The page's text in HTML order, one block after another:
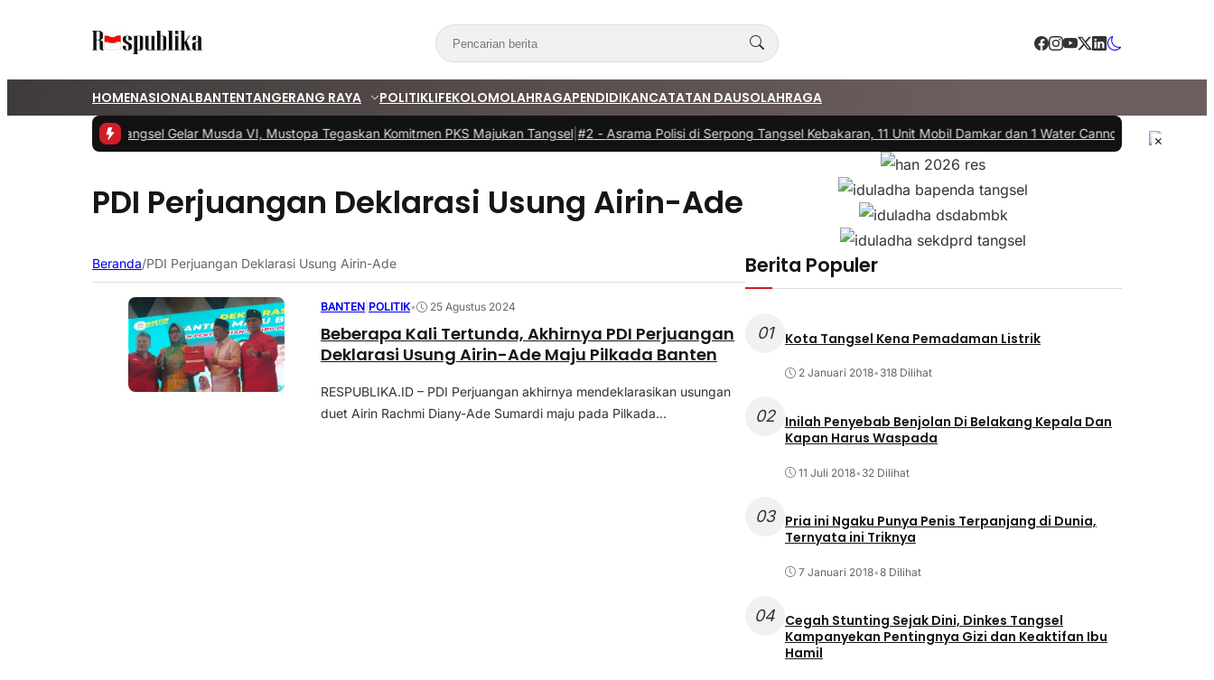
HOMENASIONALBANTENTANGERANG RAYA POLITIKLIFEKOLOMOLAHRAGAPENDIDIKANCATATAN DAUSOLAHRAGA
PKS Tangsel Gelar Musda VI, Mustopa Tegaskan Komitmen PKS Majukan Tangsel|#2 - Asrama Polisi di Serpong Tangsel Kebakaran, 11 Unit Mobil Damkar dan 1 Water Cannon Diterjunkan
PDI Perjuangan Deklarasi Usung Airin-Ade
Beranda/PDI Perjuangan Deklarasi Usung Airin-Ade
BANTEN POLITIK• 25 Agustus 2024
Beberapa Kali Tertunda, Akhirnya PDI Perjuangan
Deklarasi Usung Airin-Ade Maju Pilkada Banten
RESPUBLIKA.ID – PDI Perjuangan akhirnya mendeklarasikan usungan
duet Airin Rachmi Diany-Ade Sumardi maju pada Pilkada...
Berita Populer
01 Kota Tangsel Kena Pemadaman Listrik
2 Januari 2018• 318 Dilihat
02
Inilah Penyebab Benjolan Di Belakang Kepala Dan
Kapan Harus Waspada
11 Juli 2018• 32 Dilihat
03
Pria ini Ngaku Punya Penis Terpanjang di Dunia,
Ternyata ini Triknya
7 Januari 2018•8 Dilihat
04 Cegah Stunting Sejak Dini, Dinkes Tangsel
Kampanyekan Pentingnya Gizi dan Keaktifan Ibu
Hamil
×